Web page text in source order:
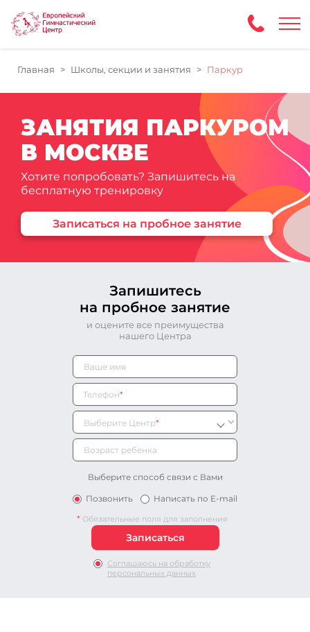
Главная Школы, секции и занятия Паркур
ЗАНЯТИЯ ПАРКУРОМ
В МОСКВЕ
Хотите попробовать? Запишитесь на
бесплатную тренировку
Записаться на пробное занятие
Запишитесь
на пробное занятие
и оцените все преимущества
нашего Центра
Телефон*
Выберите Центр*
Выберите способ связи с Вами
Позвонить
Написать по E-mail
* Обязательные поля для заполнения
Соглашаюсь на обработку
персональных данных